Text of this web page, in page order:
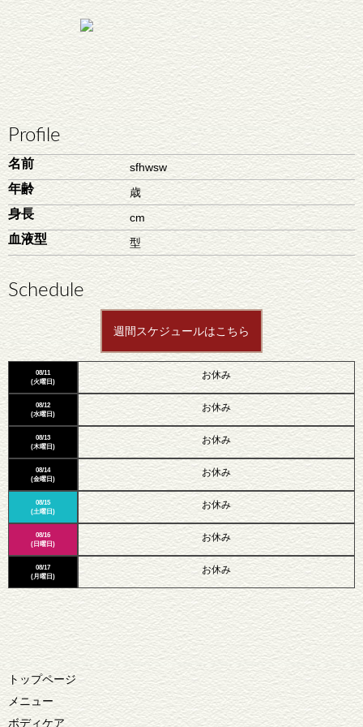
Profile
名前 sfhwsw
年齢 歳
身長 cm
血液型 型
Schedule
週間スケジュールはこちら
08/11
(火曜日)
08/12
(水曜日)
08/13
(木曜日)
08/14
(金曜日)
08/15
(土曜日)
08/16
(日曜日)
08/17
(月曜日)
お休み
お休み
お休み
お休み
お休み
お休み
お休み
トップページ
メニュー
ボディケア